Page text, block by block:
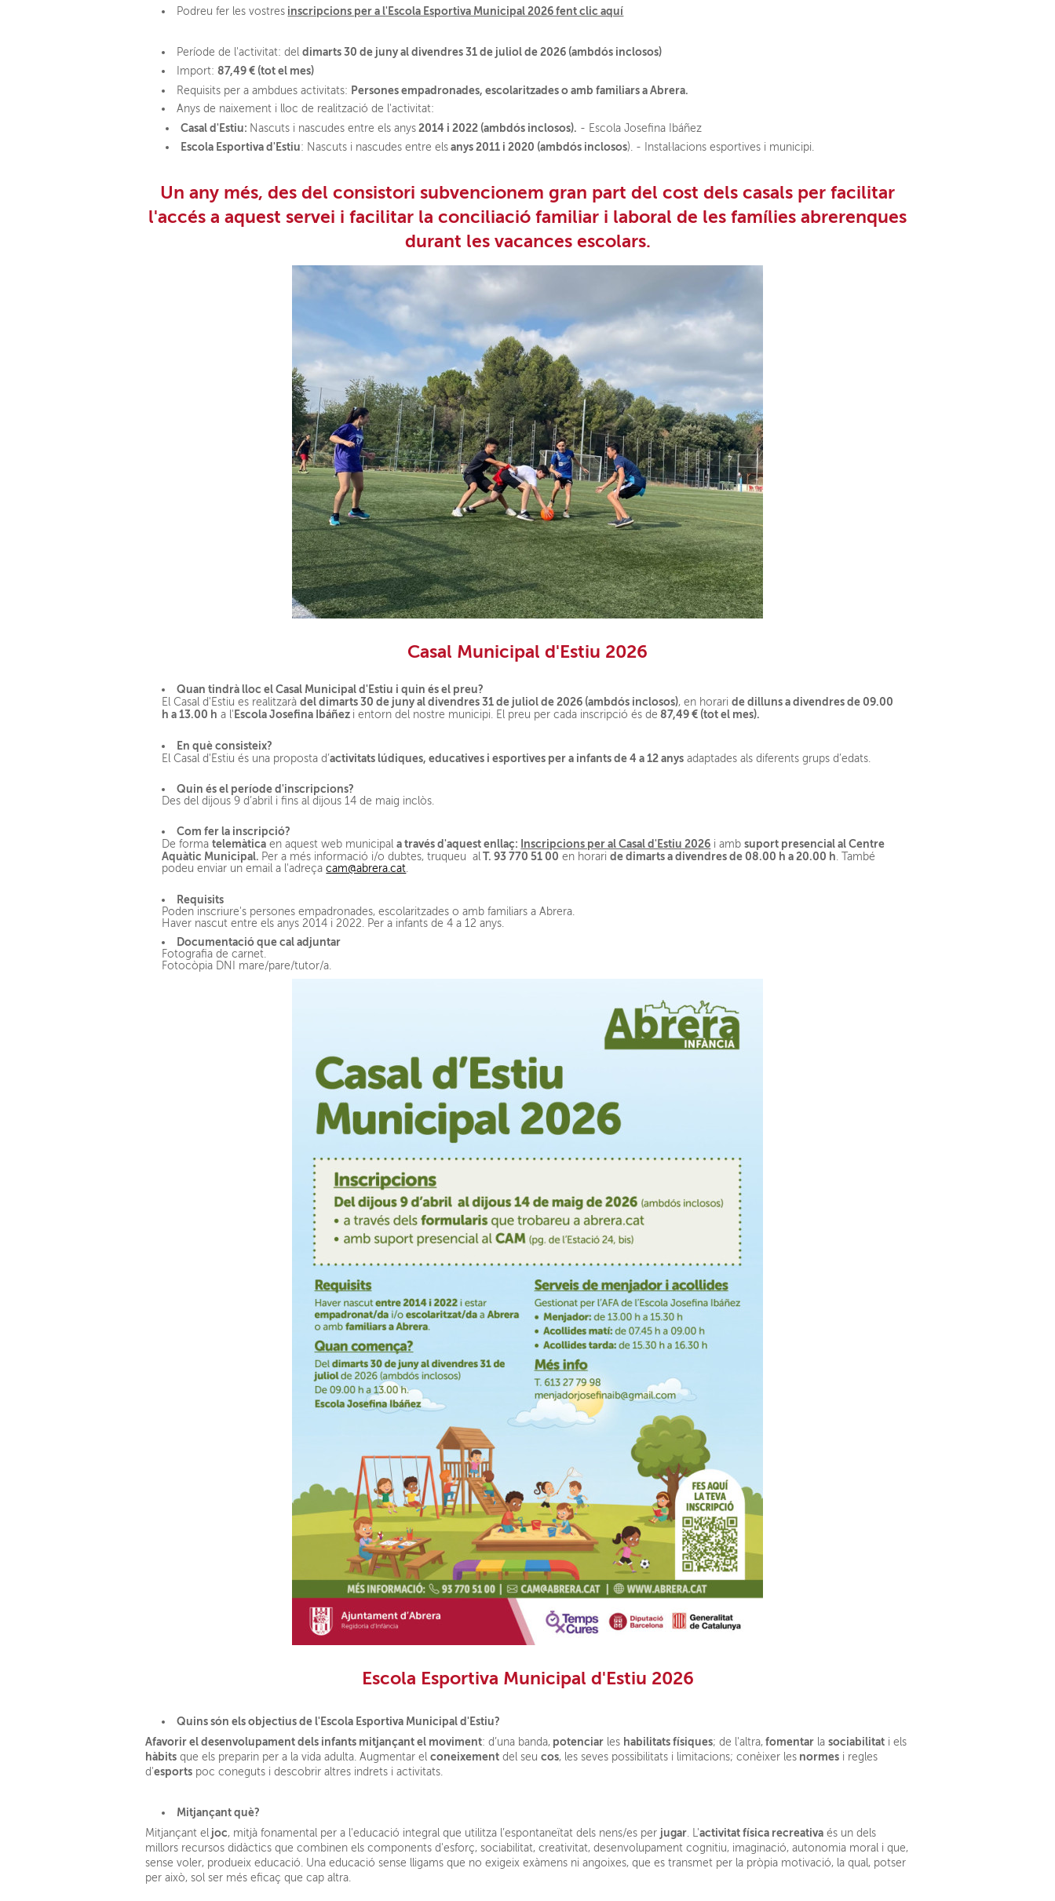
Podreu fer les vostres inscripcions per a l'Escola Esportiva Municipal 2026 fent clic aquí
Període de l'activitat: deldimarts 30 de juny al divendres 31 de juliol de 2026 (ambdós inclosos)
Import:87,49 € (tot el mes)
Requisits per a ambdues activitats: Persones empadronades, escolaritzades o amb familiars a Abrera.
Anys de naixement i lloc de realització de l'activitat:
Casal d'Estiu: Nascuts i nascudes entre els anys 2014 i 2022 (ambdós inclosos). - Escola Josefina Ibáñez
Escola Esportiva d'Estiu: Nascuts i nascudes entre els anys 2011 i 2020 (ambdós inclosos). - Instal·lacions esportives i municipi.
Un any més, des del consistori subvencionem gran part del cost dels casals per facilitar
l'accés a aquest servei i facilitar la conciliació familiar i laboral de les famílies abrerenques
durant les vacances escolars.
Casal Municipal d'Estiu 2026
Quan tindrà lloc el Casal Municipal d'Estiu i quin és el preu?
El Casal d'Estiu es realitzaràdel dimarts 30 de juny al divendres 31 de juliol de 2026 (ambdós inclosos), en horaride dilluns a divendres de 09.00
h a 13.00 h a l' Escola Josefina Ibáñez i entorn del nostre municipi. El preu per cada inscripció és de 87,49 € (tot el mes).
En què consisteix?
El Casal d'Estiu és una proposta d’activitats lúdiques, educatives i esportives per a infants de 4 a 12 anys adaptades als diferents grups d’edats.
Quin és el període d'inscripcions?
Des del dijous 9 d’abril i fins al dijous 14 de maig inclòs.
Com fer la inscripció?
De formatelemàtica en aquest web municipala través d'aquest enllaç: Inscripcions per al Casal d'Estiu 2026 i ambsuport presencial al Centre
Aquàtic Municipal. Per a més informació i/o dubtes, truqueu al T. 93 770 51 00 en horaride dimarts a divendres de 08.00 h a 20.00 h. També
podeu enviar un email a l'adreçacam@abrera.cat.
Requisits
Poden inscriure's persones empadronades, escolaritzades o amb familiars a Abrera.
Haver nascut entre els anys 2014 i 2022. Per a infants de 4 a 12 anys.
Documentació que cal adjuntar
Fotografia de carnet.
Fotocòpia DNI mare/pare/tutor/a.
Escola Esportiva Municipal d'Estiu 2026
Quins són els objectius de l'Escola Esportiva Municipal d'Estiu?
Afavorir el desenvolupament dels infants mitjançant el moviment: d’una banda,potenciarles habilitats físiques; de l'altra,fomentarla sociabilitati els
hàbitsque els preparin per a la vida adulta. Augmentar el coneixementdel seu cos, les seves possibilitats i limitacions; conèixer lesnormesi regles
d'esportspoc coneguts i descobrir altres indrets i activitats.
Mitjançant què?
Mitjançant el joc, mitjà fonamental per a l'educació integral que utilitza l’espontaneïtat dels nens/es per jugar. L'activitat física recreativaés un dels
millors recursos didàctics que combinen els components d'esforç, sociabilitat, creativitat, desenvolupament cognitiu, imaginació, autonomia moral i que,
sense voler, produeix educació. Una educació sense lligams que no exigeix exàmens ni angoixes, que es transmet per la pròpia motivació, la qual, potser
per això, sol ser més eficaç que cap altra.